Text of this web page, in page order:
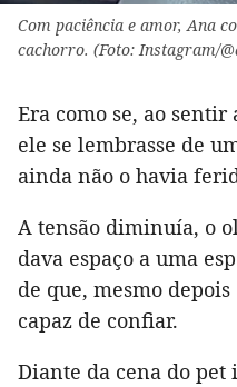
Com paciência e amor, Ana
cachorro. (Foto: Instagram/
Era como se, ao sentir
ele se lembrasse de
ainda não o havia
A tensão diminuía, o
dava espaço a uma
de que, mesmo
capaz de confiar.
Diante da cena do